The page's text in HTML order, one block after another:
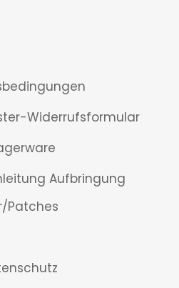
Widerrufsformular
Aufbringung
Patches